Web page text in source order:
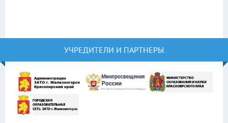
УЧРЕДИТЕЛИ И ПАРТНЕРЫ